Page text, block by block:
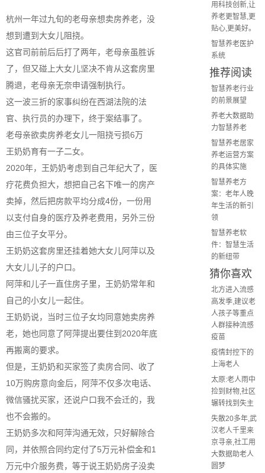
杭州一年过九旬的老母亲想卖房养老，没
想到遭到大女儿阻挠。
这官司前前后后打了两年，老母亲虽胜诉
了，但又碰上大女儿坚决不肯从这套房里
腾退，老母亲无奈申请强制执行。
这一波三折的家事纠纷在西湖法院的法
官、执行员的办理下，终于案结事了。
老母亲欲卖房养老女儿一阻挠亏损6万
王奶奶育有一子二女。
2020年，王奶奶考虑到自己年纪大了，医
疗花费负担大，想把自己名下唯一的房产
卖掉，然后把房款平均分成4份，一份用
以支付自身的医疗及养老费用，另外三份
由三位子女平分。
王奶奶这套房里还挂着她大女儿阿萍以及
大女儿儿子的户口。
阿萍和儿子一直住房子里，王奶奶常年和
自己的小女儿一起住。
王奶奶说，当时三位子女均同意她卖房养
老，她也同意了阿萍提出要住到2020年底
再搬离的要求。
但是，王奶奶和买家签了卖房合同、收了
10万购房意向金后，阿萍不仅多次电话、
微信骚扰买家，还说户口我不会迁的，我
也不会搬的。
王奶奶多次和阿萍沟通无效，只好解除合
同，并依照合同约定付了5万元补偿金和1
万元中介服务费，等于说王奶奶房子没卖
用科技创新,让
养老更智慧,更
贴心,更美好。
智慧养老医护
系统
推荐阅读
智慧养老行业
的前景展望
养老大数据助
力智慧养老
智慧养老居家
养老运营方案
的具体实施
智慧养老方
案：老年人晚
年生活的新引
领
智慧养老软
件：智慧生活
的新纽带
猜你喜欢
北方进入流感
高发季,建议老
人孩子等重点
人群接种流感
疫苗
疫情封控下的
上海老人
太原:老人雨中
捡到财物,社区
辗转找到失主
失散20多年,武
汉老人千里来
京寻亲,社工用
大数据助老人
圆梦